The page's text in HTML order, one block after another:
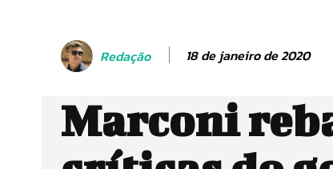
Redação 18 de janeiro de 2020
Marconi